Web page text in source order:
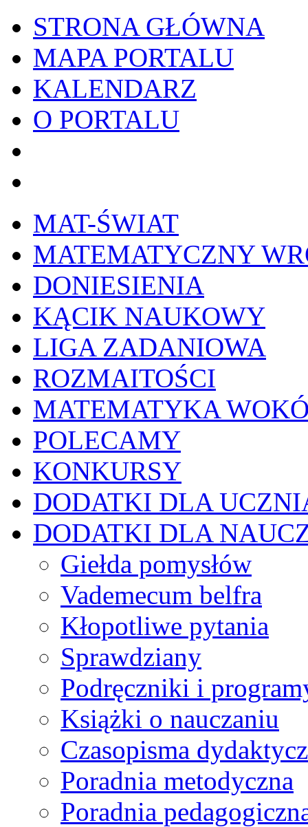
STRONA GŁÓWNA
MAPA PORTALU
KALENDARZ
O PORTALU
MAT-ŚWIAT
MATEMATYCZNY
DONIESIENIA
KĄCIK NAUKOWY
LIGA ZADANIOWA
ROZMAITOŚCI
MATEMATYKA
POLECAMY
KONKURSY
DODATKI DLA
DODATKI DLA
Giełda pomysłów
Vademecum belfra
Kłopotliwe pytania
Sprawdziany
Podręczniki i
Książki o nauczaniu
Czasopisma
Poradnia metodyczna
Poradnia